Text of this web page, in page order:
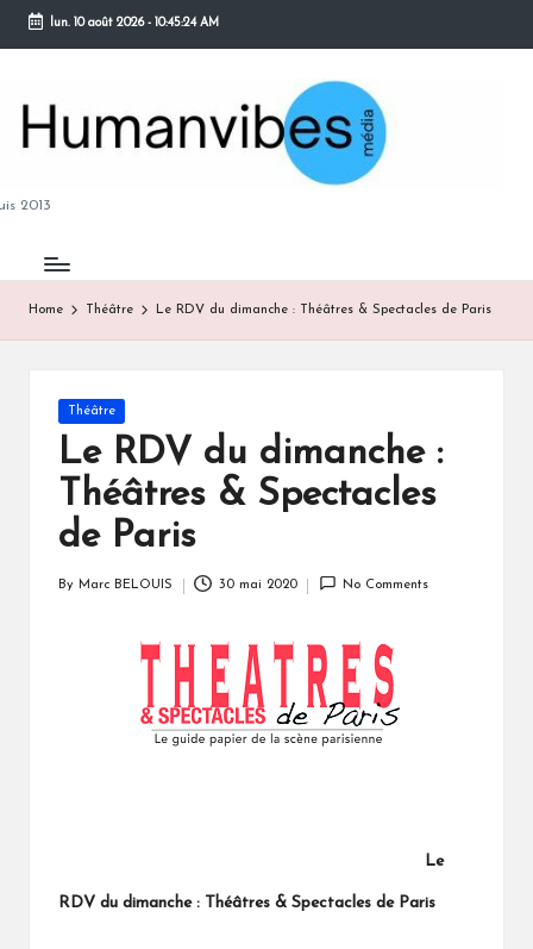
Skip
content
lun. 10 août 2026- 10:45:24 AM
2013
Home Théâtre Le RDV du dimanche : Théâtres & Spectacles de Paris
Posted
in
Théâtre
Le RDV du dimanche :
Théâtres & Spectacles
de Paris
By Marc BELOUIS 30 mai 2020 No Comments
Le
RDV du dimanche : Théâtres & Spectacles de Paris